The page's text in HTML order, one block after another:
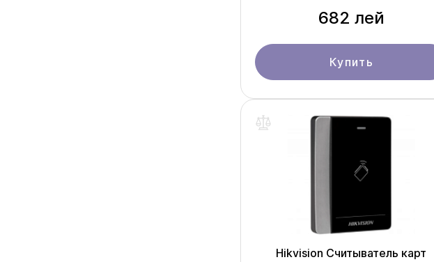
682 лей
Купить
Hikvision Считыватель карт